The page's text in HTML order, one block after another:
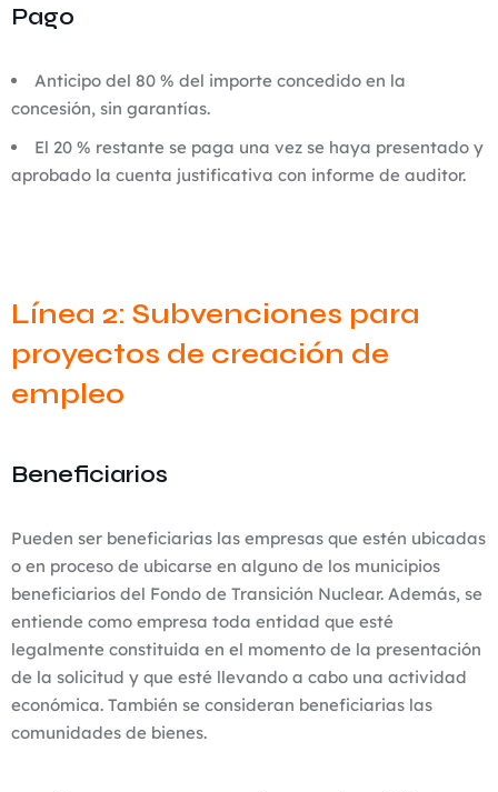
Pago
Anticipo del 80 % del importe concedido en la
concesión, sin garantías.
El 20 % restante se paga una vez se haya presentado y
aprobado la cuenta justificativa con informe de auditor.
Línea 2: Subvenciones para
proyectos de creación de
empleo
Beneficiarios
Pueden ser beneficiarias las empresas que estén ubicadas
o en proceso de ubicarse en alguno de los municipios
beneficiarios del Fondo de Transición Nuclear. Además, se
entiende como empresa toda entidad que esté
legalmente constituida en el momento de la presentación
de la solicitud y que esté llevando a cabo una actividad
económica. También se consideran beneficiarias las
comunidades de bienes.